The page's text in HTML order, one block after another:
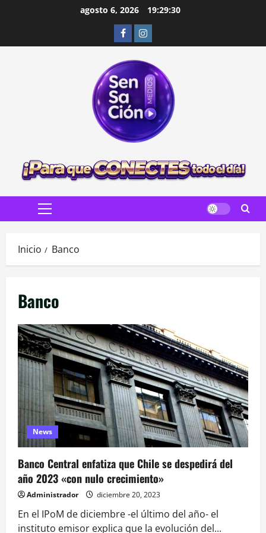
agosto 6, 2026 19:29:31
FacebookInstagram
Menú
Inicio Banco
Banco
News
Banco Central enfatiza que Chile se despedirá del
año 2023 «con nulo crecimiento»
Administrador diciembre 20, 2023
En el IPoM de diciembre -el último del año- el
instituto emisor explica que la evolución del...